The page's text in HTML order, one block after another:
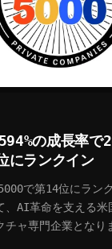
の成長率で
にランクイン
で第14位にランク
、AI革命を支える米
ャ専門企業となり